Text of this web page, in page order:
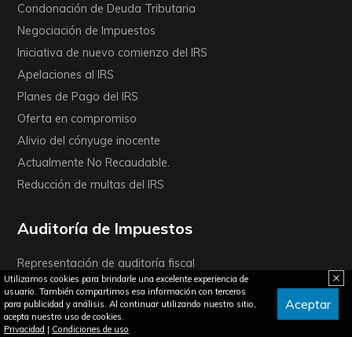
Condonación de Deuda Tributaria
Negociación de Impuestos
Iniciativa de nuevo comienzo del IRS
Apelaciones al IRS
Planes de Pago del IRS
Oferta en compromiso
Alivio del cónyuge inocente
Actualmente No Recaudable.
Reducción de multas del IRS
Auditoría de Impuestos
Representación de auditoría fiscal
Proceso de auditoría del IRS
Sanciones por auditoría fiscal
Utilizamos cookies para brindarle una excelente experiencia de
usuario. También compartimos esa información con terceros
para publicidad y análisis. Al continuar utilizando nuestro sitio,
acepta nuestro uso de cookies.
Privacidad | Condiciones de uso
Aceptar